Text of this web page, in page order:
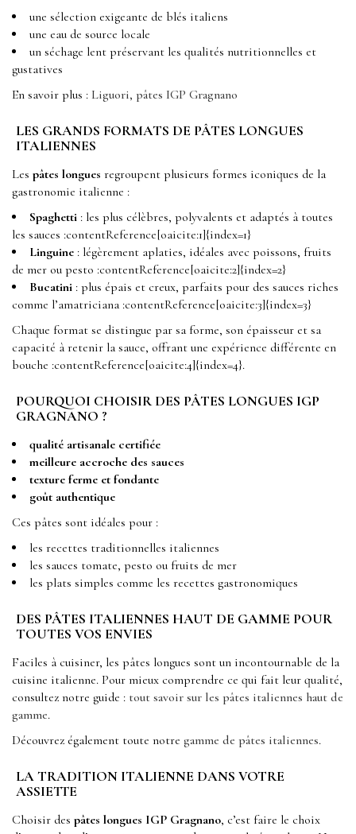
une sélection exigeante de blés italiens
une eau de source locale
un séchage lent préservant les qualités nutritionnelles et
gustatives
En savoir plus : Liguori, pâtes IGP Gragnano
LES GRANDS FORMATS DE PÂTES LONGUES
ITALIENNES
Les pâtes longues regroupent plusieurs formes iconiques de la
gastronomie italienne :
Spaghetti : les plus célèbres, polyvalents et adaptés à toutes
les sauces :contentReference[oaicite:1]{index=1}
Linguine : légèrement aplaties, idéales avec poissons, fruits
de mer ou pesto :contentReference[oaicite:2]{index=2}
Bucatini : plus épais et creux, parfaits pour des sauces riches
comme l’amatriciana :contentReference[oaicite:3]{index=3}
Chaque format se distingue par sa forme, son épaisseur et sa
capacité à retenir la sauce, offrant une expérience différente en
bouche :contentReference[oaicite:4]{index=4}.
POURQUOI CHOISIR DES PÂTES LONGUES IGP
GRAGNANO ?
qualité artisanale certifiée
meilleure accroche des sauces
texture ferme et fondante
goût authentique
Ces pâtes sont idéales pour :
les recettes traditionnelles italiennes
les sauces tomate, pesto ou fruits de mer
les plats simples comme les recettes gastronomiques
DES PÂTES ITALIENNES HAUT DE GAMME POUR
TOUTES VOS ENVIES
Faciles à cuisiner, les pâtes longues sont un incontournable de la
cuisine italienne. Pour mieux comprendre ce qui fait leur qualité,
consultez notre guide : tout savoir sur les pâtes italiennes haut de
gamme.
Découvrez également toute notre gamme de pâtes italiennes.
LA TRADITION ITALIENNE DANS VOTRE
ASSIETTE
Choisir des pâtes longues IGP Gragnano, c’est faire le choix